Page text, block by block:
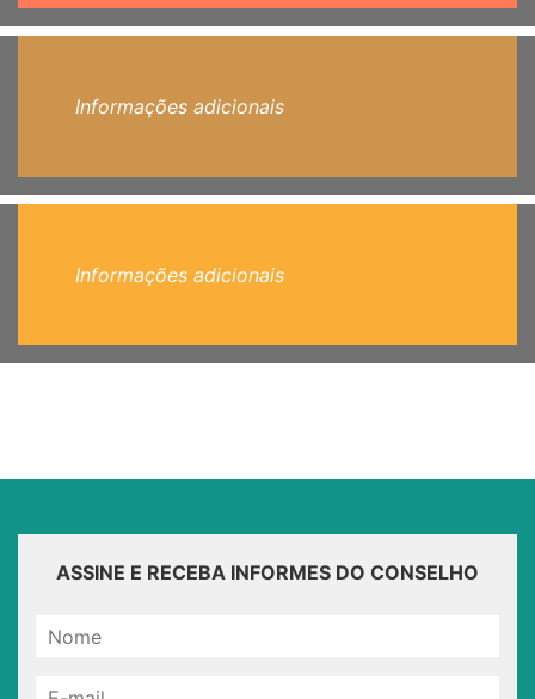
Informações adicionais
Informações adicionais
ASSINE E RECEBA INFORMES DO CONSELHO